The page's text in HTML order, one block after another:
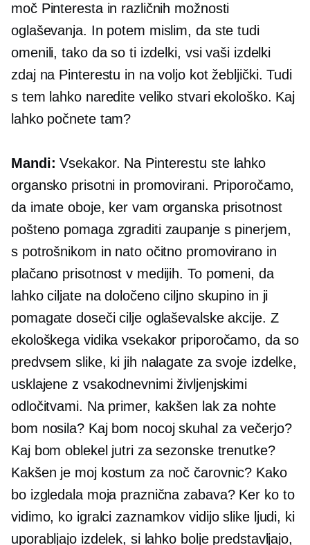
moč Pinteresta in različnih možnosti
oglaševanja. In potem mislim, da ste tudi
omenili, tako da so ti izdelki, vsi vaši izdelki
zdaj na Pinterestu in na voljo kot žebljički. Tudi
s tem lahko naredite veliko stvari ekološko. Kaj
lahko počnete tam?
Mandi: Vsekakor. Na Pinterestu ste lahko
organsko prisotni in promovirani. Priporočamo,
da imate oboje, ker vam organska prisotnost
pošteno pomaga zgraditi zaupanje s pinerjem,
s potrošnikom in nato očitno promovirano in
plačano prisotnost v medijih. To pomeni, da
lahko ciljate na določeno ciljno skupino in ji
pomagate doseči cilje oglaševalske akcije. Z
ekološkega vidika vsekakor priporočamo, da so
predvsem slike, ki jih nalagate za svoje izdelke,
usklajene z vsakodnevnimi življenjskimi
odločitvami. Na primer, kakšen lak za nohte
bom nosila? Kaj bom nocoj skuhal za večerjo?
Kaj bom oblekel jutri za sezonske trenutke?
Kakšen je moj kostum za noč čarovnic? Kako
bo izgledala moja praznična zabava? Ker ko to
vidimo, ko igralci zaznamkov vidijo slike ljudi, ki
uporabljajo izdelek, si lahko bolje predstavljajo,